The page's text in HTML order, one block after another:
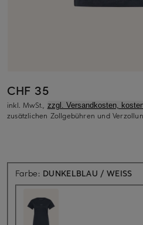
CHF 35
inkl. MwSt., zzgl. Versandkosten,
zusätzlichen Zollgebühren und
Farbe: DUNKELBLAU / WEISS